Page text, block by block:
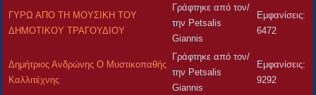
ΓΥΡΩ ΑΠΟ ΤΗ ΜΟΥΣΙΚΗ ΤΟΥ
ΔΗΜΟΤΙΚΟΥ ΤΡΑΓΟΥΔΙΟΥ
Γράφτηκε από τον/
την Petsalis
Giannis
Εμφανίσεις:
6472
Δημήτριος Ανδρώνης Ο Μυστικοπαθής
Καλλιτέχνης
Γράφτηκε από τον/
την Petsalis
Giannis
Εμφανίσεις:
9292